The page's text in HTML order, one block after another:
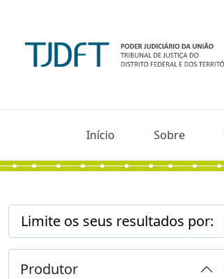
Início Sobre
Limite os seus resultados por:
Produtor